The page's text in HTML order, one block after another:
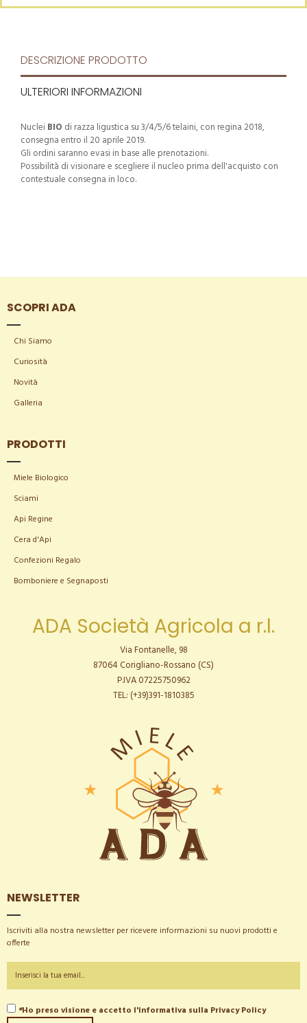
DESCRIZIONE PRODOTTO
ULTERIORI INFORMAZIONI
Nuclei BIO di razza ligustica su 3/4/5/6 telaini, con regina 2018,
consegna entro il 20 aprile 2019.
Gli ordini saranno evasi in base alle prenotazioni.
Possibilità di visionare e scegliere il nucleo prima dell'acquisto con
contestuale consegna in loco.
SCOPRI ADA
Chi Siamo
Curiosità
Novità
Galleria
PRODOTTI
Miele Biologico
Sciami
Api Regine
Cera d'Api
Confezioni Regalo
Bomboniere e Segnaposti
ADA Società Agricola a r.l.
Via Fontanelle, 98
87064 Corigliano-Rossano (CS)
P.IVA 07225750962
TEL: (+39)391-1810385
NEWSLETTER
Iscriviti alla nostra newsletter per ricevere informazioni su nuovi prodotti e
offerte
*Ho preso visione e accetto l'informativa sulla Privacy Policy